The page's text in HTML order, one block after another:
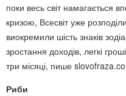
поки весь світ намагається
кризою, Всесвіт уже
виокремили шість знаків
зростання доходів, легкі
три місяці, пише
Риби